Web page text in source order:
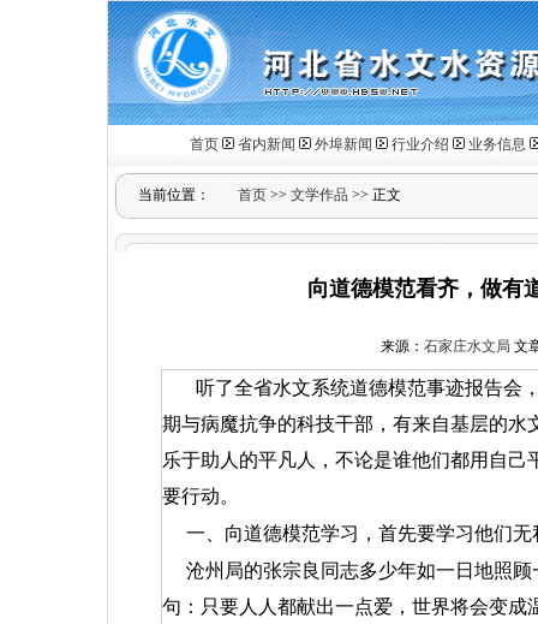
首页 省内新闻 外埠新闻 行业介绍 业务信息
当前位置： 首页 >> 文学作品 >> 正文
向道德模范看齐，做
来源： 石家庄水文局 文
听了全省水文系统道德模范事迹报告会
期与病魔抗争的科技干部，有来自基层的
乐于助人的平凡人，不论是谁他们都用自
要行动。
一、向道德模范学习，首先要学习他们
沧州局的张宗良同志多少年如一日地照
句：只要人人都献出一点爱，世界将会变